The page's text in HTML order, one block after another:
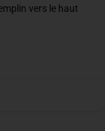
vers le haut